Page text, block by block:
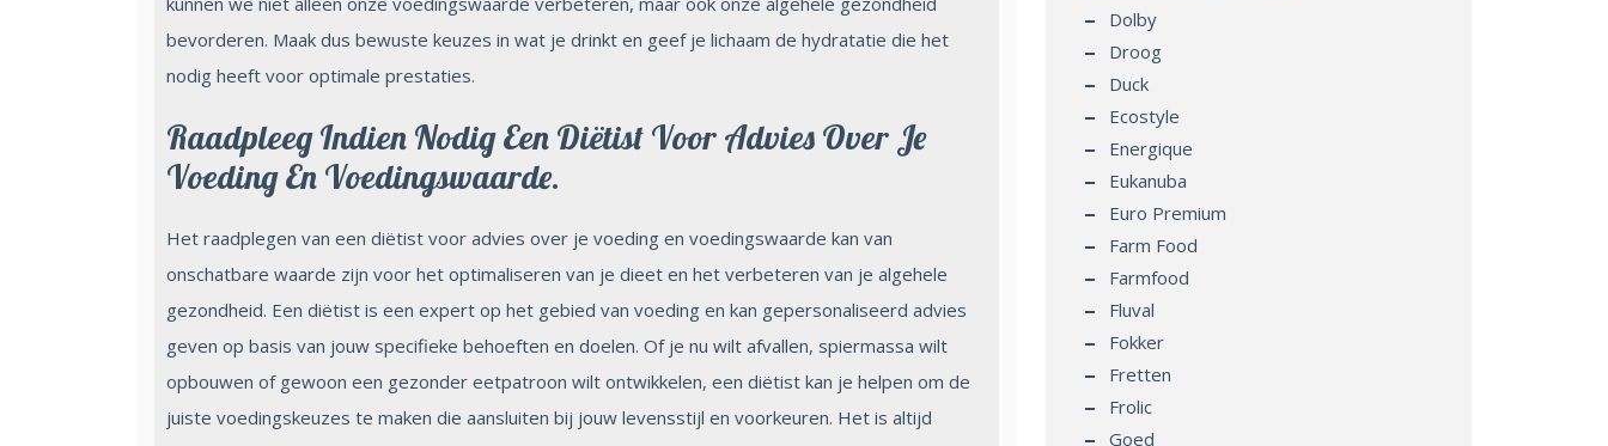
bevorderen. Maak dus bewuste keuzes in wat je drinkt en geef je lichaam de hydratatie die het
nodig heeft voor optimale prestaties.
Raadpleeg Indien Nodig Een Diëtist Voor Advies Over Je
Voeding En Voedingswaarde.
Het raadplegen van een diëtist voor advies over je voeding en voedingswaarde kan van
onschatbare waarde zijn voor het optimaliseren van je dieet en het verbeteren van je algehele
gezondheid. Een diëtist is een expert op het gebied van voeding en kan gepersonaliseerd advies
geven op basis van jouw specifieke behoeften en doelen. Of je nu wilt afvallen, spiermassa wilt
opbouwen of gewoon een gezonder eetpatroon wilt ontwikkelen, een diëtist kan je helpen om de
juiste voedingskeuzes te maken die aansluiten bij jouw levensstijl en voorkeuren. Het is altijd
Dolby
Droog
Duck
Ecostyle
Energique
Eukanuba
Euro Premium
Farm Food
Farmfood
Fluval
Fokker
Fretten
Frolic
Goed